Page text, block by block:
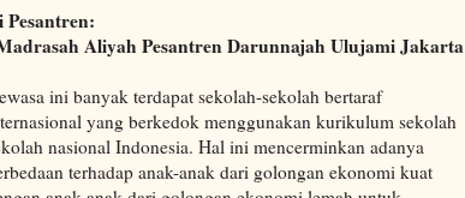
Aliyah Pesantren Darunnajah Ulujami Jakarta
ini banyak terdapat sekolah-sekolah bertaraf
yang berkedok menggunakan kurikulum sekolah
nasional Indonesia. Hal ini mencerminkan adanya
terhadap anak-anak dari golongan ekonomi kuat